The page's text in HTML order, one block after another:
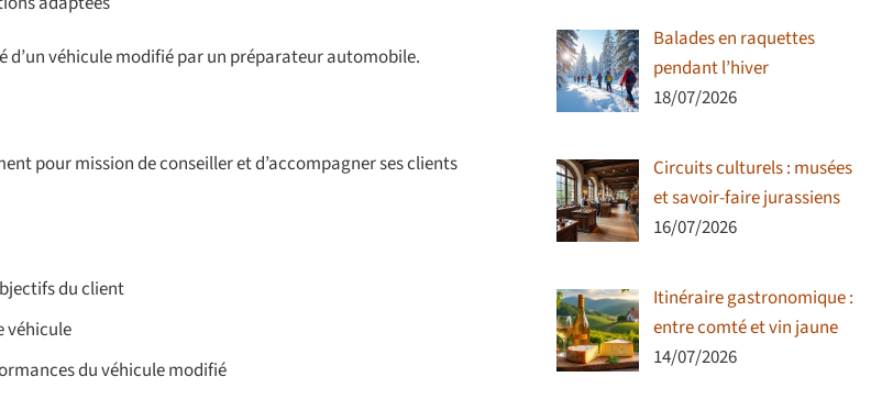
véhicule modifié par un préparateur automobile.
pour mission de conseiller et d’accompagner ses clients
du client
véhicule
du véhicule modifié
Balades en raquettes
pendant l’hiver
18/07/2026
Circuits culturels : musées
et savoir-faire jurassiens
16/07/2026
Itinéraire gastronomique :
entre comté et vin jaune
14/07/2026